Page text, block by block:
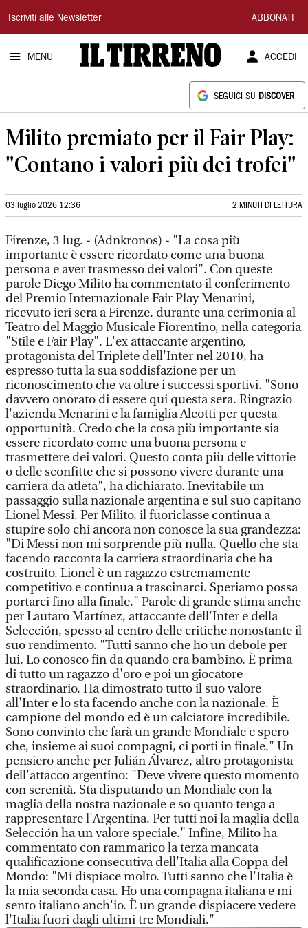
Il
Tirreno
Iscriviti alle Newsletter ABBONATI
MENU ACCEDI
SEGUICI SU DISCOVER
Milito premiato per il Fair Play:
"Contano i valori più dei trofei"
03 luglio 2026 12:36 2 MINUTI DI LETTURA
Firenze, 3 lug. - (Adnkronos) - "La cosa più
importante è essere ricordato come una buona
persona e aver trasmesso dei valori". Con queste
parole Diego Milito ha commentato il conferimento
del Premio Internazionale Fair Play Menarini,
ricevuto ieri sera a Firenze, durante una cerimonia al
Teatro del Maggio Musicale Fiorentino, nella categoria
"Stile e Fair Play". L'ex attaccante argentino,
protagonista del Triplete dell'Inter nel 2010, ha
espresso tutta la sua soddisfazione per un
riconoscimento che va oltre i successi sportivi. "Sono
davvero onorato di essere qui questa sera. Ringrazio
l'azienda Menarini e la famiglia Aleotti per questa
opportunità. Credo che la cosa più importante sia
essere ricordato come una buona persona e
trasmettere dei valori. Questo conta più delle vittorie
o delle sconfitte che si possono vivere durante una
carriera da atleta", ha dichiarato. Inevitabile un
passaggio sulla nazionale argentina e sul suo capitano
Lionel Messi. Per Milito, il fuoriclasse continua a
stupire solo chi ancora non conosce la sua grandezza:
"Di Messi non mi sorprende più nulla. Quello che sta
facendo racconta la carriera straordinaria che ha
costruito. Lionel è un ragazzo estremamente
competitivo e continua a trascinarci. Speriamo possa
portarci fino alla finale." Parole di grande stima anche
per Lautaro Martínez, attaccante dell'Inter e della
Selección, spesso al centro delle critiche nonostante il
suo rendimento. "Tutti sanno che ho un debole per
lui. Lo conosco fin da quando era bambino. È prima
di tutto un ragazzo d'oro e poi un giocatore
straordinario. Ha dimostrato tutto il suo valore
all'Inter e lo sta facendo anche con la nazionale. È
campione del mondo ed è un calciatore incredibile.
Sono convinto che farà un grande Mondiale e spero
che, insieme ai suoi compagni, ci porti in finale." Un
pensiero anche per Julián Álvarez, altro protagonista
dell'attacco argentino: "Deve vivere questo momento
con serenità. Sta disputando un Mondiale con la
maglia della nostra nazionale e so quanto tenga a
rappresentare l'Argentina. Per tutti noi la maglia della
Selección ha un valore speciale." Infine, Milito ha
commentato con rammarico la terza mancata
qualificazione consecutiva dell'Italia alla Coppa del
Mondo: "Mi dispiace molto. Tutti sanno che l'Italia è
la mia seconda casa. Ho una compagna italiana e mi
sento italiano anch'io. È un grande dispiacere vedere
l'Italia fuori dagli ultimi tre Mondiali."